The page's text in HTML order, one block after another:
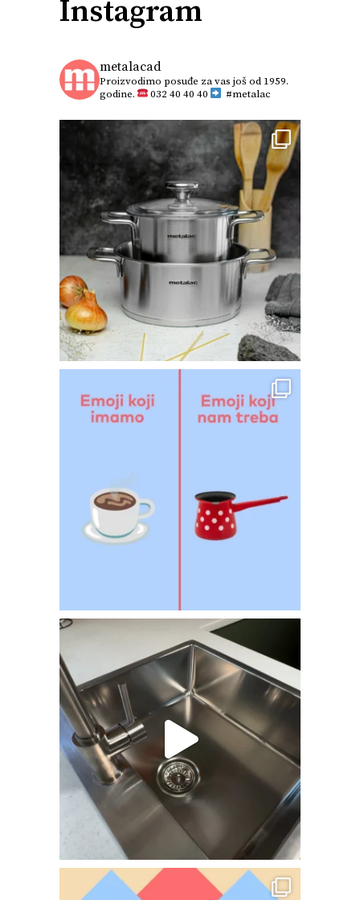
Instagram
metalacad
Proizvodimo posuđe za vas još od 1959.
godine.
032 40 40 40 #metalac